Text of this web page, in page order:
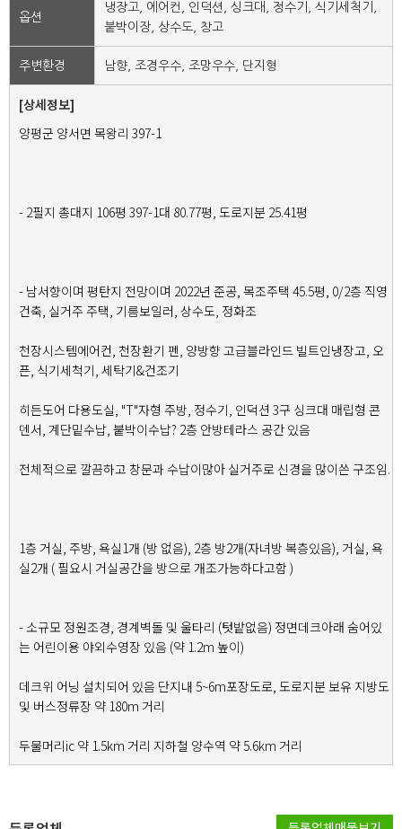
옵션
냉장고, 에어컨, 인덕션, 싱크대, 정수기, 식기세척기,
붙박이장, 상수도, 창고
주변환경 남향, 조경우수, 조망우수, 단지형
[상세정보]
양평군 양서면 목왕리 397-1
- 2필지 총대지 106평 397-1대 80.77평, 도로지분 25.41평
- 남서향이며 평탄지 전망이며 2022년 준공, 목조주택 45.5평, 0/2층 직영
건축, 실거주 주택, 기름보일러, 상수도, 정화조
천장시스템에어컨, 천장환기 펜, 양방향 고급블라인드 빌트인냉장고, 오
픈, 식기세척기, 세탁기&건조기
히든도어 다용도실, "T"자형 주방, 정수기, 인덕션 3구 싱크대 매립형 콘
덴서, 계단밑수납, 붙박이수납? 2층 안방테라스 공간 있음
전체적으로 깔끔하고 창문과 수납이많아 실거주로 신경을 많이쓴 구조임.
1층 거실, 주방, 욕실1개 (방 없음), 2층 방2개(자녀방 복층있음), 거실, 욕
실2개 ( 필요시 거실공간을 방으로 개조가능하다고함 )
- 소규모 정원조경, 경계벽돌 및 울타리 (텃밭없음) 정면데크아래 숨어있
는 어린이용 야외수영장 있음 (약 1.2m 높이)
데크위 어닝 설치되어 있음 단지내 5~6m포장도로, 도로지분 보유 지방도
및 버스정류장 약 180m 거리
두물머리ic 약 1.5km 거리 지하철 양수역 약 5.6km 거리